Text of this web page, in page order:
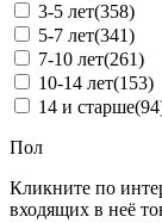
3-5 лет(358)
5-7 лет(341)
7-10 лет(261)
10-14 лет(153)
14 и старше
Пол
Кликните по
входящих в неё